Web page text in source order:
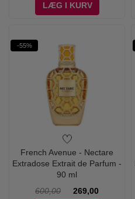
LÆG I KURV
-55%
French Avenue - Nectare
Extradose Extrait de Parfum -
90 ml
600,00
269,00